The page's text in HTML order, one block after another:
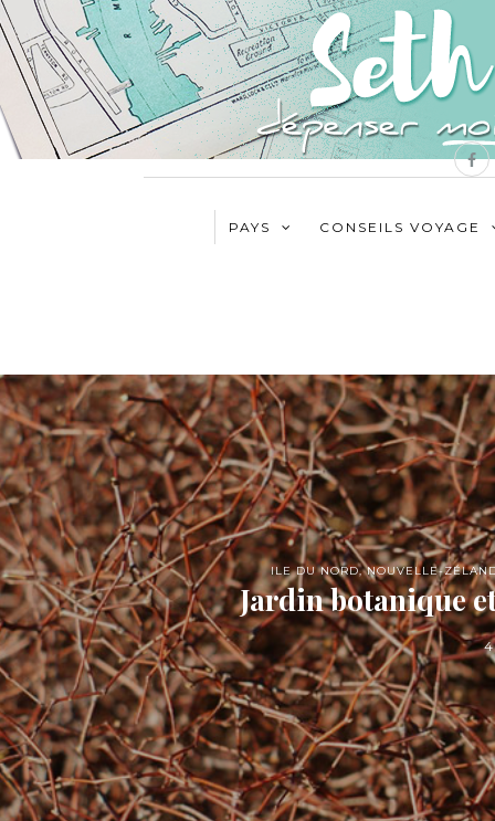
PAYS CONSEILS VOYAGE
ILE DU NORD,NOUVELLE-
Jardin botanique
4